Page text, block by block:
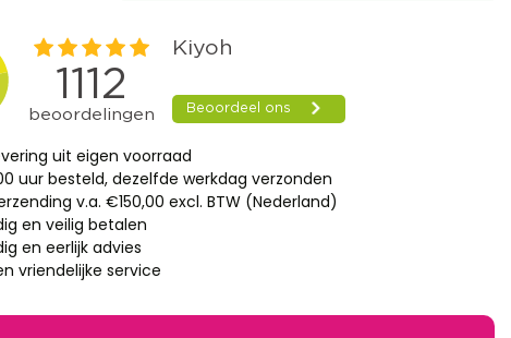
uit eigen voorraad
uur besteld, dezelfde werkdag verzonden
v.a. €150,00 excl. BTW (Nederland)
en veilig betalen
en eerlijk advies
vriendelijke service